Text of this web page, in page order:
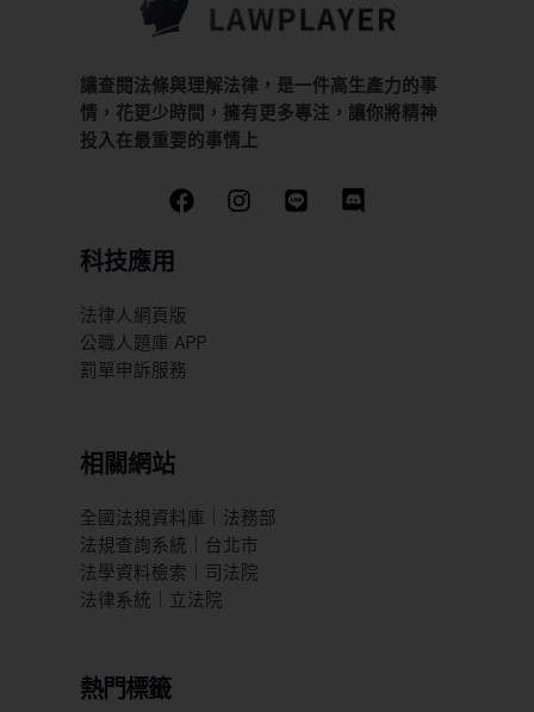
讓查閱法條與理解法律，是一件高生產力的事
情，花更少時間，擁有更多專注，讓你將精神
投入在最重要的事情上
科技應用
法律人網頁版
公職人題庫 APP
罰單申訴服務
相關網站
全國法規資料庫｜法務部
法規查詢系統｜台北市
法學資料檢索｜司法院
法律系統｜立法院
熱門標籤